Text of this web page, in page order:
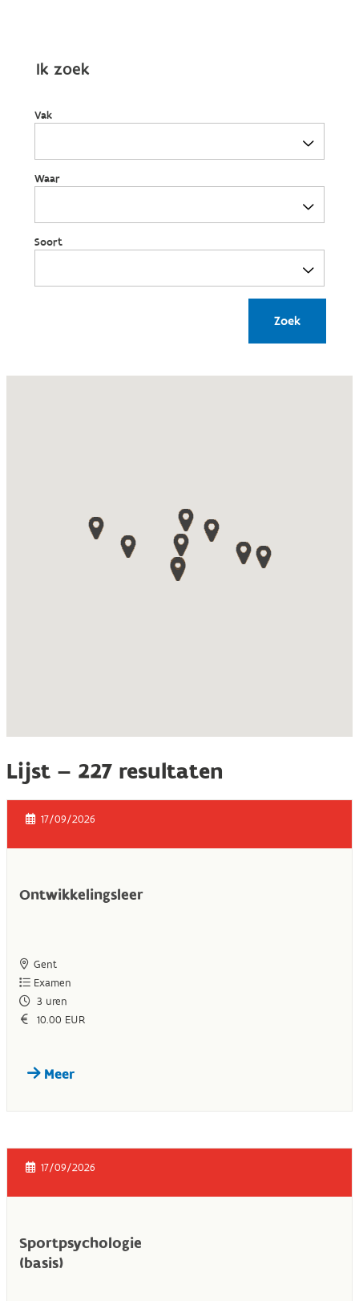
Ik zoek
Vak
Waar
Soort
Zoek
Lijst – 227 resultaten
17/09/2026
Ontwikkelingsleer
Gent
Examen
3 uren
10.00 EUR
Meer
17/09/2026
Sportpsychologie
(basis)